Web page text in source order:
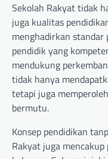
Sekolah Rakyat tidak
juga kualitas
menghadirkan standar
pendidik yang
mendukung
tidak hanya
tetapi juga
bermutu.
Konsep pendidikan
Rakyat juga